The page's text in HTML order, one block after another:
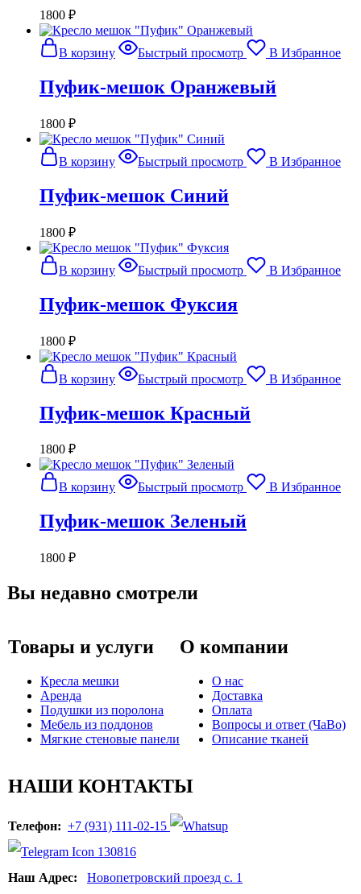
1800 ₽
В корзину Быстрый просмотр В Избранное
Пуфик-мешок Оранжевый
1800 ₽
В корзину Быстрый просмотр В Избранное
Пуфик-мешок Синий
1800 ₽
В корзину Быстрый просмотр В Избранное
Пуфик-мешок Фуксия
1800 ₽
В корзину Быстрый просмотр В Избранное
Пуфик-мешок Красный
1800 ₽
В корзину Быстрый просмотр В Избранное
Пуфик-мешок Зеленый
1800 ₽
Вы недавно смотрели
Товары и услуги
Кресла мешки
Аренда
Подушки из поролона
Мебель из поддонов
Мягкие стеновые панели
О компании
О нас
Доставка
Оплата
Вопросы и ответ (ЧаВо)
Описание тканей
НАШИ КОНТАКТЫ
Телефон: +7 (931) 111-02-15
Наш Адрес: Новопетровский проезд с. 1